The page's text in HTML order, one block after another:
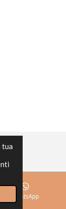
tua
WhatsApp